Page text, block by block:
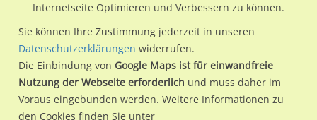
Nordhorn/Carl-Bertelsmann-Str/WE rtsim Ortsteil
Innenstadt)in Gütersloh, Stadt.
Wir erheben für jede unserer Werbeflächen individuelle und
aktuelleStandortinformationenundLeistungswerte. Damit
kannst du dich schon vor der Buchung im Detail über den
Standort, seine Reichweite und Werbewirkung sowie
Internetseite Optimieren und Verbessern zu können.
Sie können Ihre Zustimmung jederzeit in unseren
Datenschutzerklärungen widerrufen.
Die Einbindung von Google Maps ist für einwandfreie
Nutzung der Webseite erforderlich und muss daher im
Voraus eingebunden werden. Weitere Informationen zu
den Cookies finden Sie unter